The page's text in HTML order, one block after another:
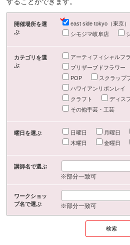
開催場所を選
ぶ
east side tokyo（東京）
シモジマ岐阜店
カテゴリを選
ぶ
アーティフィシャルフ
プリザーブドフラワー
POP
スクラップ
ハワイアンリボンレイ
クラフト
ディス
その他手芸・工芸
曜日を選ぶ 日曜日 月曜日
木曜日
金曜日
講師名で選ぶ
※部分一致可
ワークショッ
プ名で選ぶ
※部分一致可